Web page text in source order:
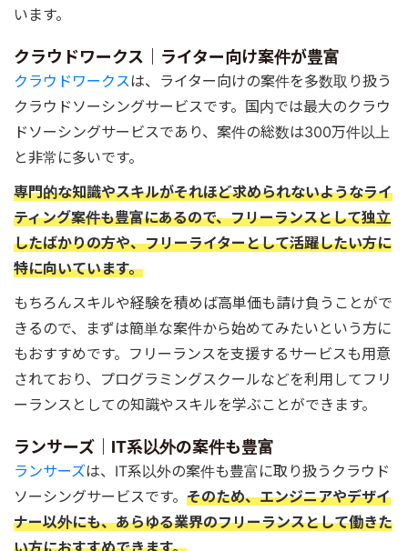
います。
クラウドワークス｜ライター向け案件が豊富
クラウドワークスは、ライター向けの案件を多数取り扱う
クラウドソーシングサービスです。国内では最大のクラウ
ドソーシングサービスであり、案件の総数は300万件以上
と非常に多いです。
専門的な知識やスキルがそれほど求められないようなライ
ティング案件も豊富にあるので、フリーランスとして独立
したばかりの方や、フリーライターとして活躍したい方に
特に向いています。
もちろんスキルや経験を積めば高単価も請け負うことがで
きるので、まずは簡単な案件から始めてみたいという方に
もおすすめです。フリーランスを支援するサービスも用意
されており、プログラミングスクールなどを利用してフリ
ーランスとしての知識やスキルを学ぶことができます。
ランサーズ｜IT系以外の案件も豊富
ランサーズは、IT系以外の案件も豊富に取り扱うクラウド
ソーシングサービスです。 そのため、エンジニアやデザイ
ナー以外にも、あらゆる業界のフリーランスとして働きた